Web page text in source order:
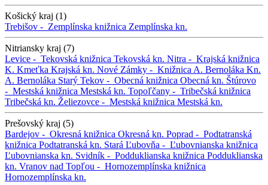
Košický kraj (1)
Trebišov - Zemplínska knižnica Zemplínska kn.
Nitriansky kraj (7)
Levice - Tekovská knižnica Tekovská kn. Nitra - Krajská knižnica
K. Kmeťka Krajská kn. Nové Zámky - Knižnica A. Bernoláka Kn.
A. Bernoláka Starý Tekov - Obecná knižnica Obecná kn. Štúrovo
- Mestská knižnica Mestská kn. Topoľčany - Tribečská knižnica
Tribečská kn. Želiezovce - Mestská knižnica Mestská kn.
Prešovský kraj (5)
Bardejov - Okresná knižnica Okresná kn. Poprad - Podtatranská
knižnica Podtatranská kn. Stará Ľubovňa - Ľubovnianska knižnica
Ľubovnianska kn. Svidník - Podduklianska knižnica Podduklianska
kn. Vranov nad Topľou - Hornozemplínska knižnica
Hornozemplínska kn.